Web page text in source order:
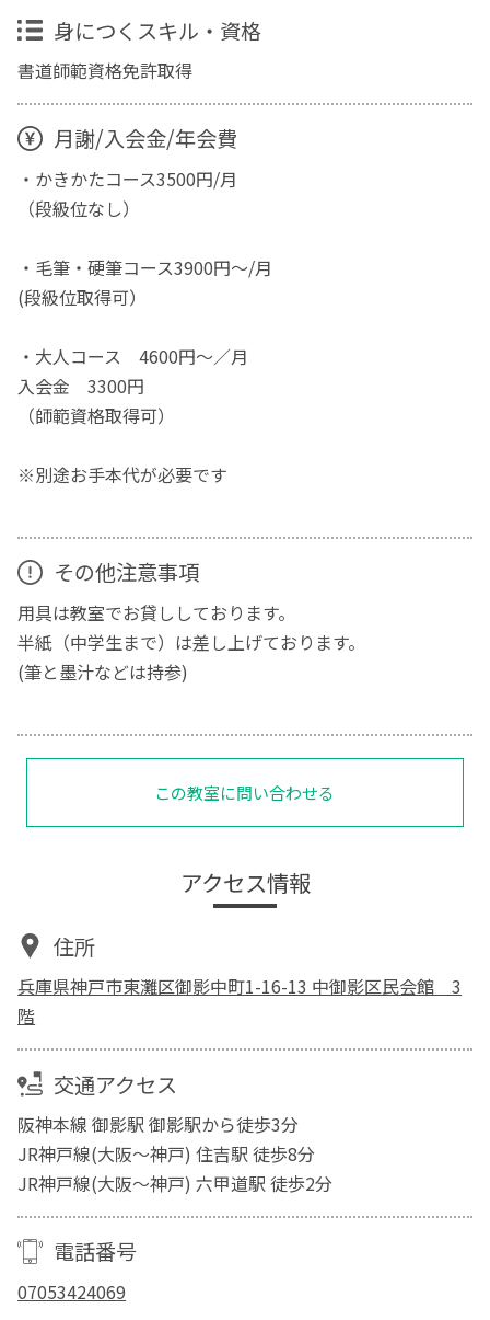
身につくスキル・資格
書道師範資格免許取得
月謝/入会金/年会費
・かきかたコース3500円/月
（段級位なし）
・毛筆・硬筆コース3900円～/月
(段級位取得可）
・大人コース 4600円〜／月
入会金 3300円
（師範資格取得可）
※別途お手本代が必要です
その他注意事項
用具は教室でお貸ししております。
半紙（中学生まで）は差し上げております。
(筆と墨汁などは持参)
この教室に問い合わせる
アクセス情報
住所
兵庫県神戸市東灘区御影中町1-16-13 中御影区民会館 3
階
交通アクセス
阪神本線 御影駅 御影駅から徒歩3分
JR神戸線(大阪～神戸) 住吉駅 徒歩8分
JR神戸線(大阪～神戸) 六甲道駅 徒歩2分
電話番号
07053424069